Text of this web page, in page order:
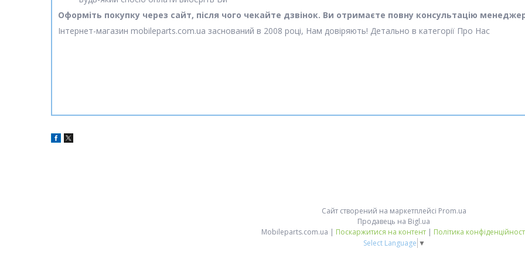
Оформіть покупку через сайт, після чого чекайте дзвінок. Ви отримаєте повну консультацію
Інтернет-магазин mobileparts.com.ua заснований в 2008 році, Нам довіряють! Детально в категорії Про Нас
Сайт створений на маркетплейсі Prom.ua
Продавець на Bigl.ua
Mobileparts.com.ua | Поскаржитися на контент | Політика
Select Language ▼